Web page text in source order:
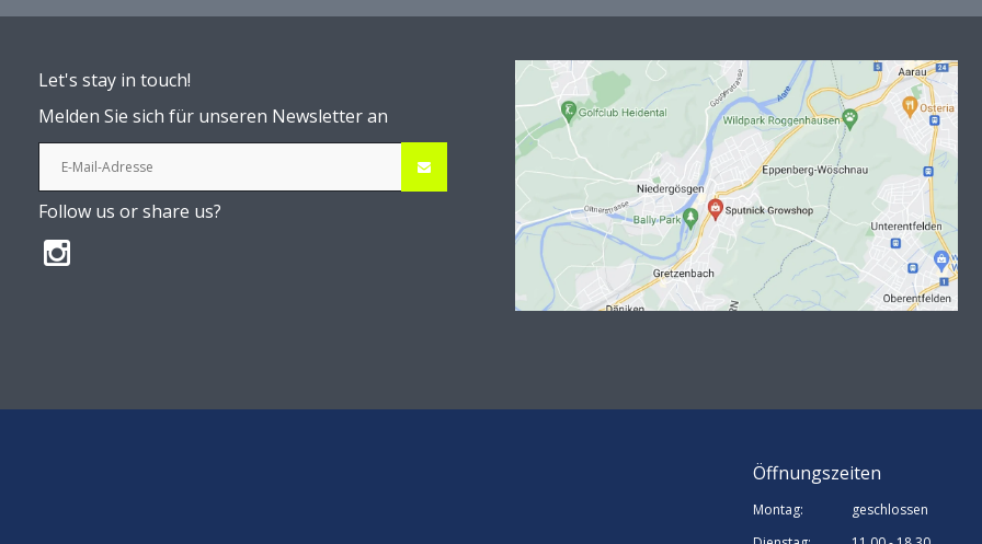
Let's stay in touch!
Melden Sie sich für unseren Newsletter an
Follow us or share us?
Öffnungszeiten
Montag:
geschlossen